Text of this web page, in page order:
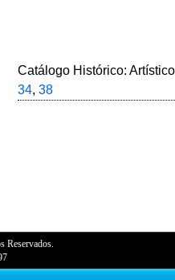
Catálogo Histórico:
34, 38
Reservados.